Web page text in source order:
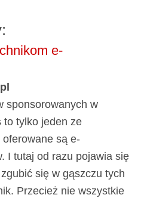
e-
sponsorowanych w
to tylko jeden ze
są e-
I tutaj od razu pojawia się
się w gąszczu tych
Przecież nie wszystkie